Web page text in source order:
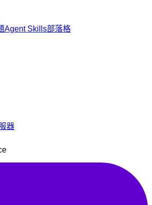
Agent Skills部落格
器